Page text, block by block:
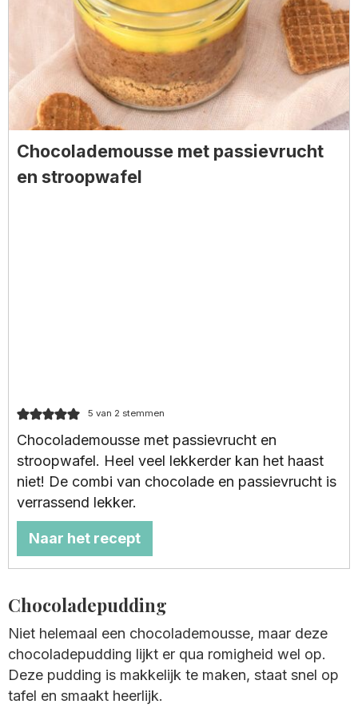
Chocolademousse met passievrucht
en stroopwafel
5 van 2 stemmen
Chocolademousse met passievrucht en
stroopwafel. Heel veel lekkerder kan het haast
niet! De combi van chocolade en passievrucht is
verrassend lekker.
Naar het recept
Chocoladepudding
Niet helemaal een chocolademousse, maar deze
chocoladepudding lijkt er qua romigheid wel op.
Deze pudding is makkelijk te maken, staat snel op
tafel en smaakt heerlijk.